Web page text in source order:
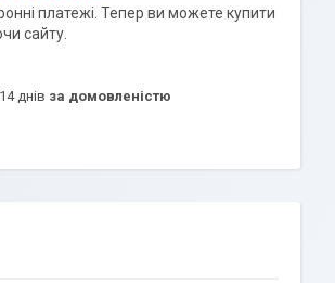
платежі. Тепер ви можете купити
сайту.
днів за домовленістю